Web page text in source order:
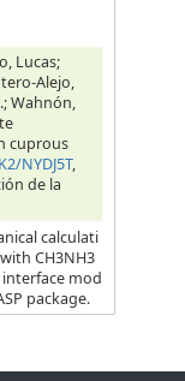
Lucas;
Alejo,
Wahnón,
cuprous
NYDJ5T,
de la
calculati
CH3NH3
mod
package.